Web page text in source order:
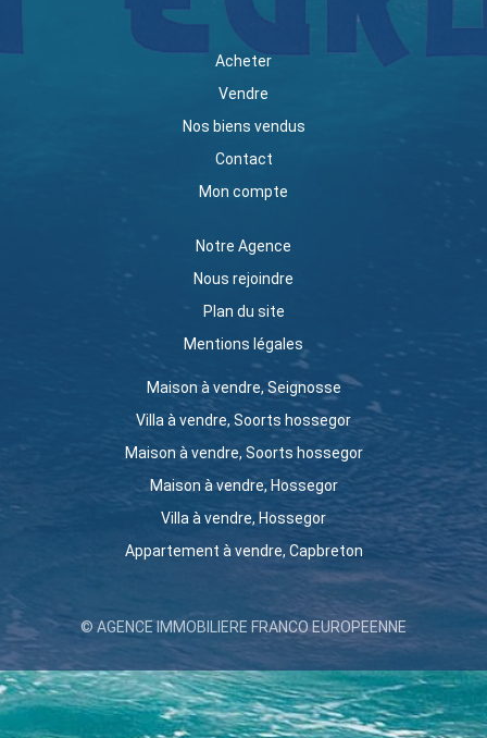
Acheter
Vendre
Nos biens vendus
Contact
Mon compte
Notre Agence
Nous rejoindre
Plan du site
Mentions légales
Maison à vendre, Seignosse
Villa à vendre, Soorts hossegor
Maison à vendre, Soorts hossegor
Maison à vendre, Hossegor
Villa à vendre, Hossegor
Appartement à vendre, Capbreton
© AGENCE IMMOBILIERE FRANCO EUROPEENNE